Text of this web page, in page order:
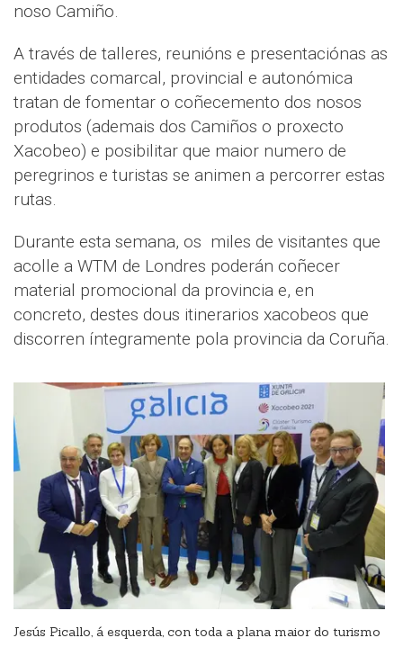
noso Camiño.
A través de talleres, reunións e presentaciónas as
entidades comarcal, provincial e autonómica
tratan de fomentar o coñecemento dos nosos
produtos (ademais dos Camiños o proxecto
Xacobeo) e posibilitar que maior numero de
peregrinos e turistas se animen a percorrer estas
rutas.
Durante esta semana, os miles de visitantes que
acolle a WTM de Londres poderán coñecer
material promocional da provincia e, en
concreto, destes dous itinerarios xacobeos que
discorren íntegramente pola provincia da Coruña.
Jesús Picallo, á esquerda, con toda a plana maior do turismo